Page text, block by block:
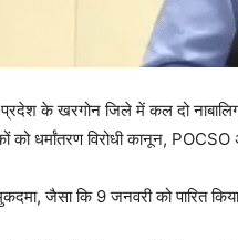
के खरगोन जिले में कल दो
को धर्मांतरण विरोधी कानून, POCSO
जैसा कि 9 जनवरी को पारित